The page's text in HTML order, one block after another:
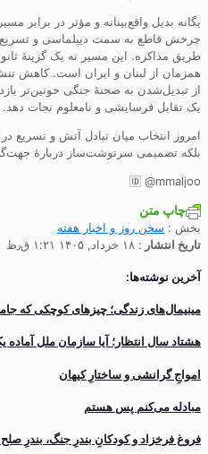
یگانه بدیل واقع‌بینانه و مؤثر در برابر
چرخش قاطع به سمت دیپلماسی و تسریع
طریق مذاکره. این مسیر نه یک گزینۀ
همزمان از لبنان و ایران است. کاهش
از تبدیل‌شدن به صحنۀ جنگی خونین‌تر
یک تقابل فرسایشی و نامعلوم نجات دهد.
امروز انتخاب میان تبادل آتش و تسریع
بلکه تصمیمی سرنوشت‌ساز دربارۀ
🆔 @mmaljoo
چاپ متن
بخش : سخن روز و اخبار هفته
تاریخ انتشار : ۱۸ خرداد, ۱۴۰۵ ۱:۲۱ ق٫ظ
آخرین نوشته‌ها:
مینیمال‌های زندگی؛ چیزهای کوچکی که
هشتاد سال انتظار؛ آیا سازمان ملل
‌امواجِ گرانشی و ساختارِ کیهان
مبادله می‌کنم پس هستم
فروغ فرخزاد و کودکانِ بندرِ جنگ، بندرِ صلح